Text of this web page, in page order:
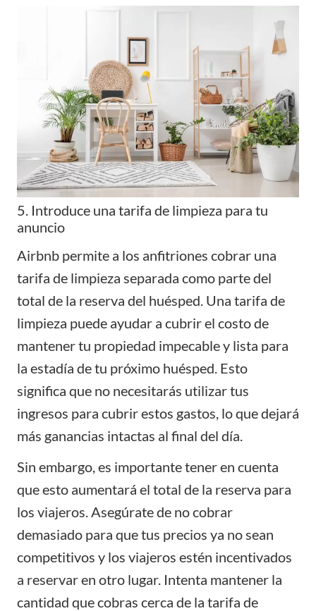
5. Introduce una tarifa de limpieza para tu
anuncio
Airbnb permite a los anfitriones cobrar una
tarifa de limpieza separada como parte del
total de la reserva del huésped. Una tarifa de
limpieza puede ayudar a cubrir el costo de
mantener tu propiedad impecable y lista para
la estadía de tu próximo huésped. Esto
significa que no necesitarás utilizar tus
ingresos para cubrir estos gastos, lo que dejará
más ganancias intactas al final del día.
Sin embargo, es importante tener en cuenta
que esto aumentará el total de la reserva para
los viajeros. Asegúrate de no cobrar
demasiado para que tus precios ya no sean
competitivos y los viajeros estén incentivados
a reservar en otro lugar. Intenta mantener la
cantidad que cobras cerca de la tarifa de